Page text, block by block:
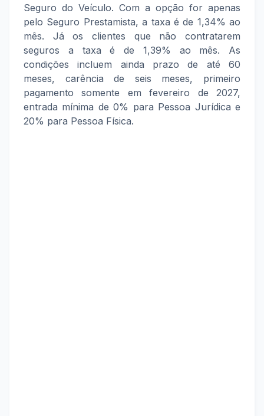
Seguro do Veículo. Com a opção for apenas
pelo Seguro Prestamista, a taxa é de 1,34% ao
mês. Já os clientes que não contratarem
seguros a taxa é de 1,39% ao mês. As
condições incluem ainda prazo de até 60
meses, carência de seis meses, primeiro
pagamento somente em fevereiro de 2027,
entrada mínima de 0% para Pessoa Jurídica e
20% para Pessoa Física.